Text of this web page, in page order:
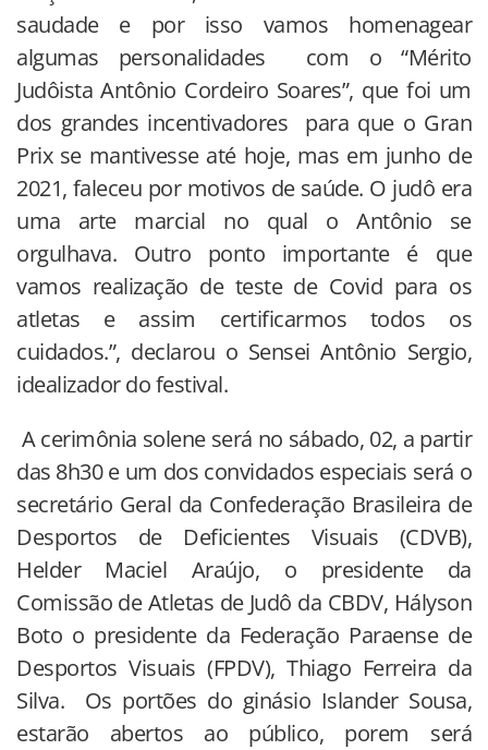
saudade e por isso vamos homenagear
algumas personalidades com o “Mérito
Judôista Antônio Cordeiro Soares”, que foi um
dos grandes incentivadores para que o Gran
Prix se mantivesse até hoje, mas em junho de
2021, faleceu por motivos de saúde. O judô era
uma arte marcial no qual o Antônio se
orgulhava. Outro ponto importante é que
vamos realização de teste de Covid para os
atletas e assim certificarmos todos os
cuidados.”, declarou o Sensei Antônio Sergio,
idealizador do festival.
A cerimônia solene será no sábado, 02, a partir
das 8h30 e um dos convidados especiais será o
secretário Geral da Confederação Brasileira de
Desportos de Deficientes Visuais (CDVB),
Helder Maciel Araújo, o presidente da
Comissão de Atletas de Judô da CBDV, Hályson
Boto o presidente da Federação Paraense de
Desportos Visuais (FPDV), Thiago Ferreira da
Silva. Os portões do ginásio Islander Sousa,
estarão abertos ao público, porem será